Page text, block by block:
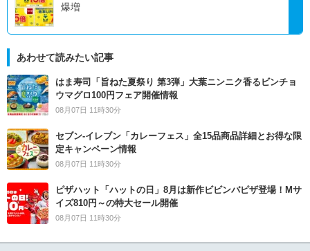
爆増
あわせて読みたい記事
はま寿司「旨ねた夏祭り 第3弾」大葉ニンニク香るビンチョ
ウマグロ100円フェア開催情報
08月07日 11時30分
セブン‐イレブン「カレーフェス」全15品商品詳細とお得な限
定キャンペーン情報
08月07日 11時30分
ピザハット「ハットの日」8月は新作ビビンバピザ登場！Mサ
イズ810円～の特大セール開催
08月07日 11時30分